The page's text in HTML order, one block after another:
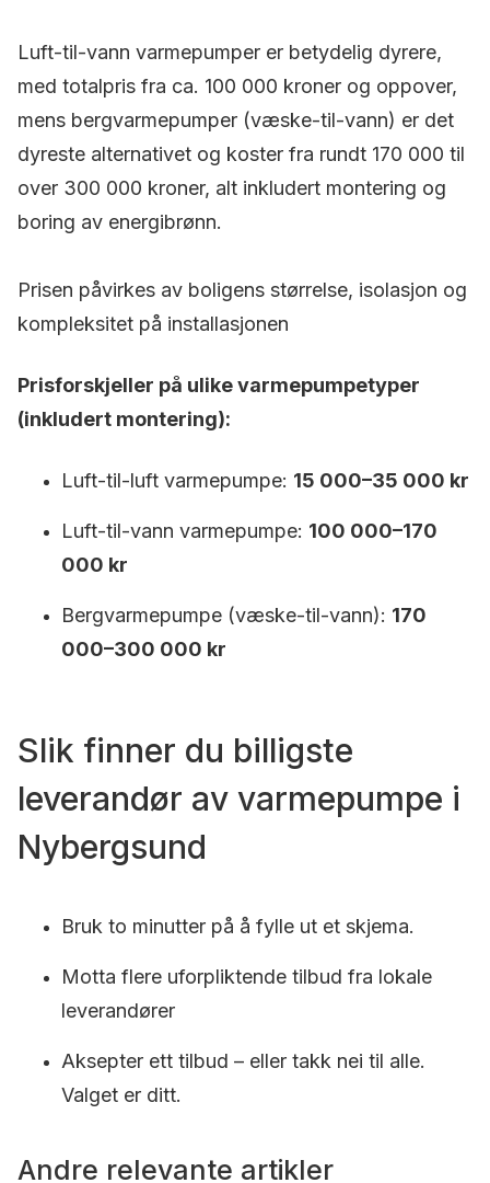
Luft-til-vann varmepumper er betydelig dyrere,
med totalpris fra ca. 100 000 kroner og oppover,
mens bergvarmepumper (væske-til-vann) er det
dyreste alternativet og koster fra rundt 170 000 til
over 300 000 kroner, alt inkludert montering og
boring av energibrønn.
Prisen påvirkes av boligens størrelse, isolasjon og
kompleksitet på installasjonen
Prisforskjeller på ulike varmepumpetyper
(inkludert montering):
Luft-til-luft varmepumpe: 15 000–35 000 kr
Luft-til-vann varmepumpe: 100 000–170
000 kr
Bergvarmepumpe (væske-til-vann): 170
000–300 000 kr
Slik finner du billigste
leverandør av varmepumpe i
Nybergsund
Bruk to minutter på å fylle ut et skjema.
Motta flere uforpliktende tilbud fra lokale
leverandører
Aksepter ett tilbud – eller takk nei til alle.
Valget er ditt.
Andre relevante artikler